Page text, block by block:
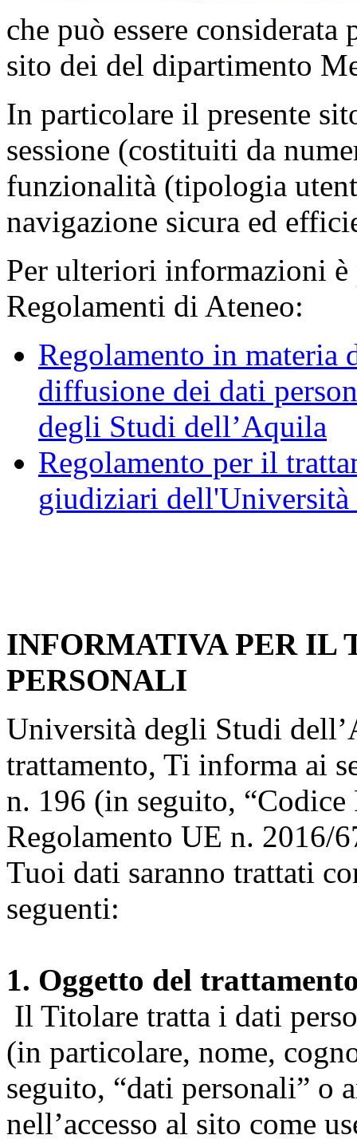
che può essere
sito dei del dipartimento
In particolare il presente
sessione (costituiti da
funzionalità (tipologia
navigazione sicura ed
Per ulteriori informazioni è
Regolamenti di Ateneo:
Regolamento in materia
diffusione dei dati
degli Studi dell’Aquila
Regolamento per il
giudiziari
INFORMATIVA PER IL
PERSONALI
Università degli Studi
trattamento, Ti informa ai
n. 196 (in seguito, “Codice
Regolamento UE n. 2016/
Tuoi dati saranno trattati
seguenti:
1. Oggetto del
Il Titolare tratta i dati
(in particolare, nome,
seguito, “dati personali” o
nell’accesso al sito come